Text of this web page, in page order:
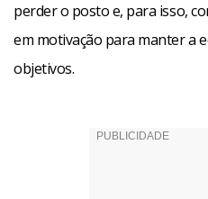
perder o posto e, para isso,
em motivação para manter a
objetivos.